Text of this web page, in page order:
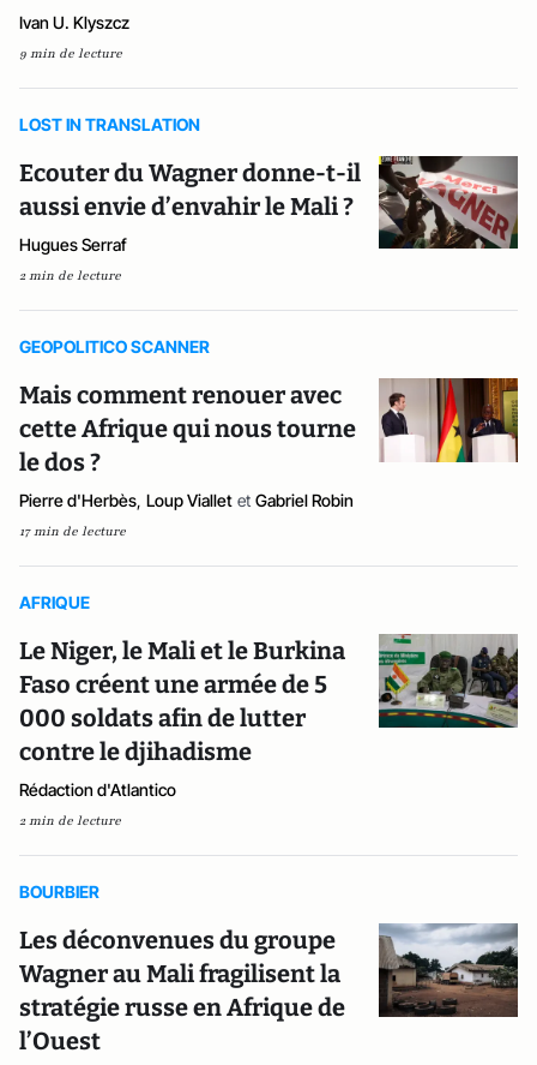
Ivan U. Klyszcz
9 min de lecture
LOST IN TRANSLATION
Ecouter du Wagner donne-t-il
aussi envie d’envahir le Mali ?
Hugues Serraf
2 min de lecture
GEOPOLITICO SCANNER
Mais comment renouer avec
cette Afrique qui nous tourne
le dos ?
Pierre d'Herbès, Loup Viallet et Gabriel Robin
17 min de lecture
AFRIQUE
Le Niger, le Mali et le Burkina
Faso créent une armée de 5
000 soldats afin de lutter
contre le djihadisme
Rédaction d'Atlantico
2 min de lecture
BOURBIER
Les déconvenues du groupe
Wagner au Mali fragilisent la
stratégie russe en Afrique de
l’Ouest